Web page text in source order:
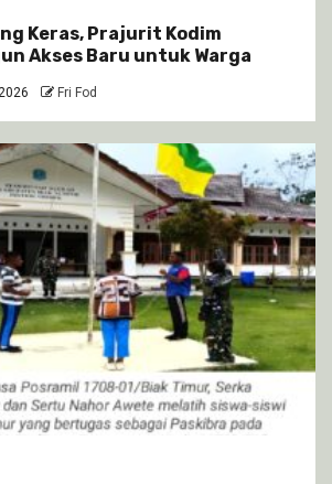
Keras, Prajurit Kodim
Akses Baru untuk Warga
Fri Fod